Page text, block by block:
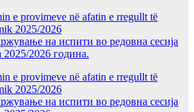
e provimeve në afatin e rregullt të
2025/2026
на испити во редовна сесија
2025/2026 година.
e provimeve në afatin e rregullt të
2025/2026
на испити во редовна сесија